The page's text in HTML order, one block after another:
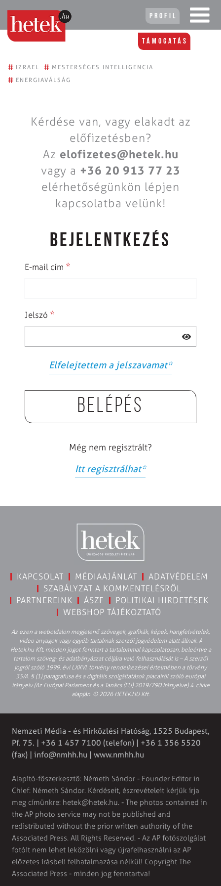
Profil
Támogatás
# IZRAEL # MESTERSÉGES INTELLIGENCIA
# ENERGIAVÁLSÁG
Kérdése van, vagy elakadt az
előfizetésben?
Az elofizetes@hetek.hu
vagy a +36 20 913 77 23
elérhetőségünkön lépjen
kapcsolatba velünk!
BEJELENTKEZÉS
E-mail cím *
Jelszó *
Elfelejtettem a jelszavamat*
Belépés
Még nem regisztrált?
Itt regisztrálhat*
KAPCSOLAT MÉDIAAJÁNLAT
ADATVÉDELEM
SZABÁLYZAT A KOMMENTELÉSRŐL
PARTNEREINK
ÁSZF
POLITIKAI HIRDETÉSEK
WEBSHOP TÁJÉKOZTATÓ
Az ezen a weboldalon megjelenő szövegek, grafikák, képek, hangfelvételek,
video anyagok vagy egyéb tartalmak szerzői jogvédelem alatt állnak. A
Hetek.hu Kft. minden jogot fenntart a tartalommal kapcsolatosan, beleértve a
tartalom szöveg- és adatbányászat céljára való felhasználását is – A szerzői
jogról szóló 1999. évi LXXVI. törvény rendelkezései értelmében a törvény
35/A. § (1) paragrafusa és a digitális szolgáltatások piacairól szóló európai
irányelv (Az Európai Parlament és a Tanács (EU) 2019/790 Irányelve) 4. cikke
alapján. © 2026 HETEK.HU Kft.
Nemzeti Média - és Hírközlési Hatóság, 1525 Budapest,
Pf. 75. | +36 1 457 7100 (telefon) | +36 1 356 5520
(fax) | info@nmhh.hu | www.nmhh.hu
Alapító-főszerkesztő: Németh Sándor - Founder Editor in
Chief: Németh Sándor. Kérdéseit, észrevételeit kérjük írja
meg címünkre: hetek@hetek.hu. - The photos contained in
the AP photo service may not be published and
redistributed without the prior written authority of the
Associated Press. All Rights Reserved. - Az AP fotószolgálat
fotóit nem lehet leközölni vagy újrafelhasználni az AP
előzetes írásbeli felhatalmazása nélkül! Copyright The
Associated Press - minden jog fenntartva!